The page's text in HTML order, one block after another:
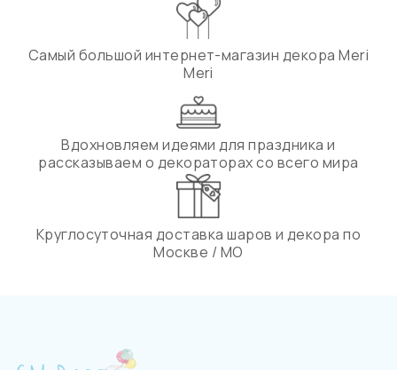
Самый большой интернет-магазин декора Meri
Meri
Вдохновляем идеями для праздника и
рассказываем о декораторах со всего мира
Круглосуточная доставка шаров и декора по
Москве / МО